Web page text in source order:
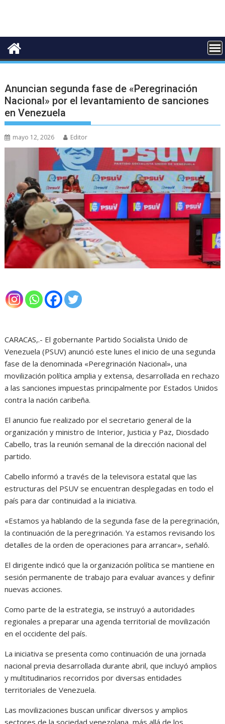
Anuncian segunda fase de «Peregrinación
Nacional» por el levantamiento de sanciones
en Venezuela
mayo 12, 2026 Editor
CARACAS,.- El gobernante Partido Socialista Unido de
Venezuela (PSUV) anunció este lunes el inicio de una segunda
fase de la denominada «Peregrinación Nacional», una
movilización política amplia y extensa, desarrollada en rechazo
a las sanciones impuestas principalmente por Estados Unidos
contra la nación caribeña.
El anuncio fue realizado por el secretario general de la
organización y ministro de Interior, Justicia y Paz, Diosdado
Cabello, tras la reunión semanal de la dirección nacional del
partido.
Cabello informó a través de la televisora estatal que las
estructuras del PSUV se encuentran desplegadas en todo el
país para dar continuidad a la iniciativa.
«Estamos ya hablando de la segunda fase de la peregrinación,
la continuación de la peregrinación. Ya estamos revisando los
detalles de la orden de operaciones para arrancar», señaló.
El dirigente indicó que la organización política se mantiene en
sesión permanente de trabajo para evaluar avances y definir
nuevas acciones.
Como parte de la estrategia, se instruyó a autoridades
regionales a preparar una agenda territorial de movilización
en el occidente del país.
La iniciativa se presenta como continuación de una jornada
nacional previa desarrollada durante abril, que incluyó amplios
y multitudinarios recorridos por diversas entidades
territoriales de Venezuela.
Las movilizaciones buscan unificar diversos y amplios
sectores de la sociedad venezolana, más allá de los